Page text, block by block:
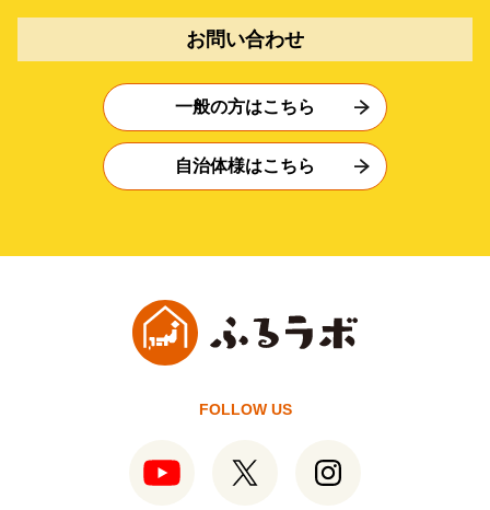
お問い合わせ
一般の方はこちら
自治体様はこちら
FOLLOW US